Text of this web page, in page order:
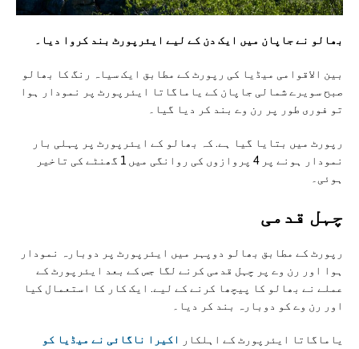
بھالو نے جاپان میں ایک دن کے لیے ایئرپورٹ بند کروا دیا۔
بین الاقوامی میڈیا کی رپورٹ کے مطابق ایک سیاہ رنگ کا بھالو
صبح سویرے شمالی جاپان کے یاماگاتا ایئرپورٹ پر نمودار ہوا
تو فوری طور پر رن وے بند کر دیا گیا۔
رپورٹ میں بتایا گیا ہے. کہ بھالو کے ایئرپورٹ پر پہلی بار
نمودار ہونے پر 4 پروازوں کی روانگی میں 1 گھنٹے کی تاخیر
ہوئی۔
چہل قدمی
رپورٹ کے مطابق بھالو دوپہر میں ایئرپورٹ پر دوبارہ نمودار
ہوا اور رن وے پر چہل قدمی کرنے لگا جس کے بعد ایئرپورٹ کے
عملے نے بھالو کا پیچھا کرنے کے لیے. ایک کار کا استعمال کیا
اور رن وے کو دوبارہ بند کر دیا۔
یاماگاتا ایئرپورٹ کے اہلکار
اکیرا ناگائی نے میڈیا کو